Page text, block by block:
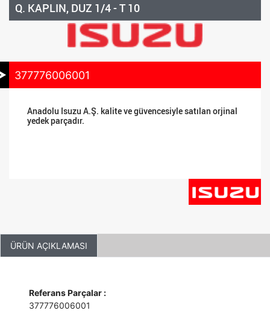
Q. KAPLIN, DUZ 1/4 - T 10
377776006001
Anadolu Isuzu A.Ş. kalite ve güvencesiyle satılan orjinal
yedek parçadır.
ÜRÜN AÇIKLAMASI
Referans Parçalar :
377776006001